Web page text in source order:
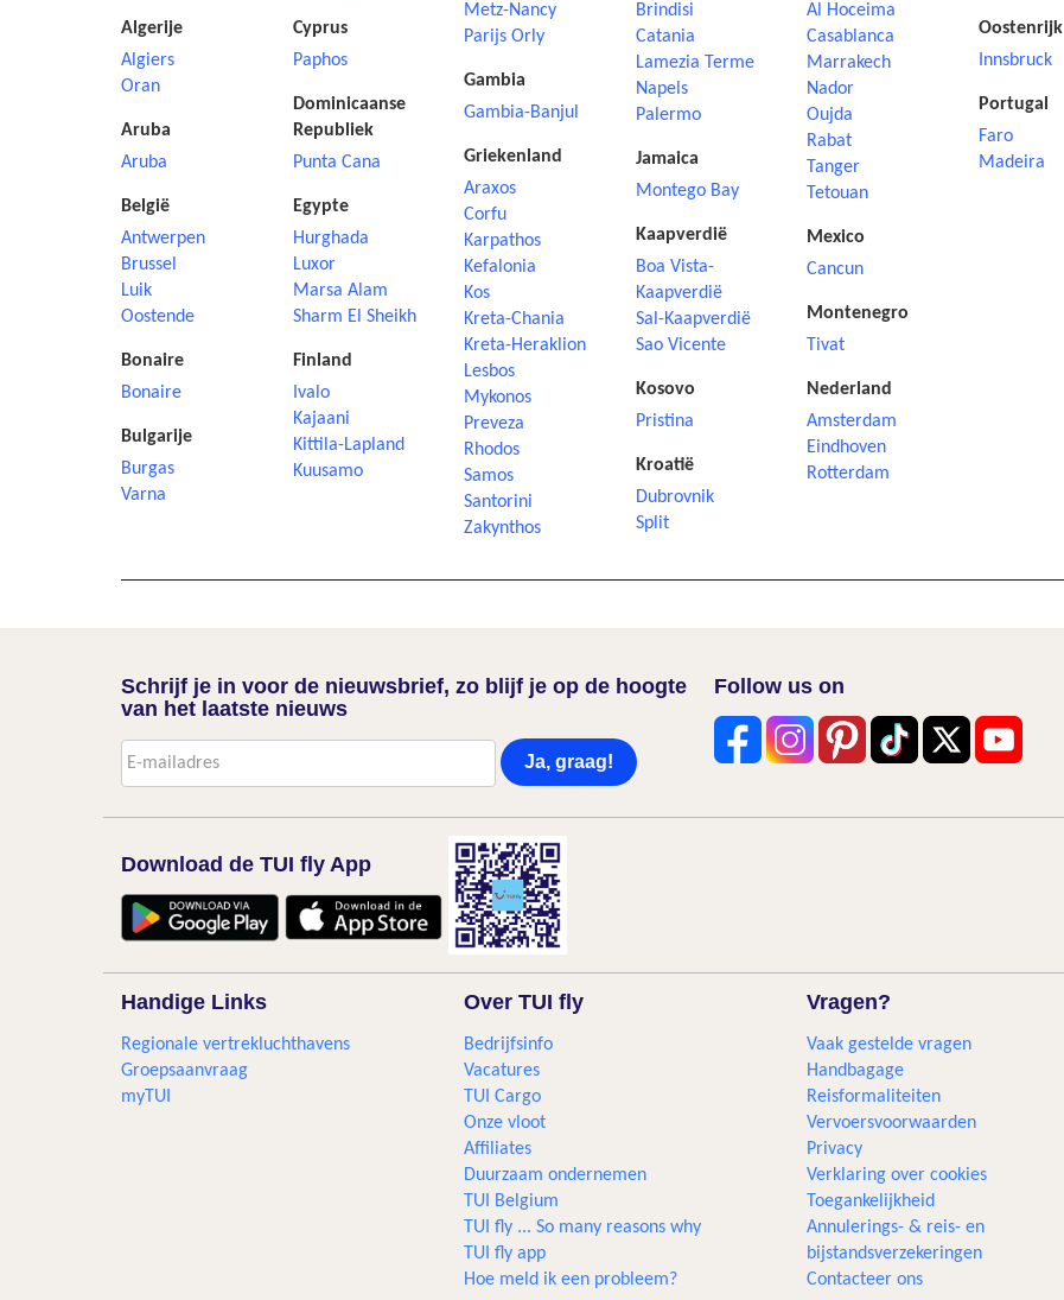
Algerije
Algiers
Oran
Aruba
Aruba
België
Antwerpen
Brussel
Luik
Oostende
Bonaire
Bonaire
Bulgarije
Burgas
Varna
Cyprus
Paphos
Dominicaanse
Republiek
Punta Cana
Egypte
Hurghada
Luxor
Marsa Alam
Sharm El Sheikh
Finland
Ivalo
Kajaani
Kittila-Lapland
Kuusamo
Metz-Nancy
Parijs Orly
Gambia
Gambia-Banjul
Griekenland
Araxos
Corfu
Karpathos
Kefalonia
Kos
Kreta-Chania
Kreta-Heraklion
Lesbos
Mykonos
Preveza
Rhodos
Samos
Santorini
Zakynthos
Brindisi
Catania
Lamezia Terme
Napels
Palermo
Jamaica
Montego Bay
Kaapverdië
Boa Vista-
Kaapverdië
Sal-Kaapverdië
Sao Vicente
Kosovo
Pristina
Kroatië
Dubrovnik
Split
Al Hoceima
Casablanca
Marrakech
Nador
Oujda
Rabat
Tanger
Tetouan
Mexico
Cancun
Montenegro
Tivat
Nederland
Amsterdam
Eindhoven
Rotterdam
Oostenrijk
Innsbruck
Portugal
Faro
Madeira
Schrijf je in voor de nieuwsbrief, zo blijf je op de hoogte
van het laatste nieuws
Ja, graag!
Follow us on
Download de TUI fly App
Handige Links
Regionale vertrekluchthavens
Groepsaanvraag
myTUI
Over TUI fly
Bedrijfsinfo
Vacatures
TUI Cargo
Onze vloot
Affiliates
Duurzaam ondernemen
TUI Belgium
TUI fly ... So many reasons why
TUI fly app
Hoe meld ik een probleem?
Vragen?
Vaak gestelde vragen
Handbagage
Reisformaliteiten
Vervoersvoorwaarden
Privacy
Verklaring over cookies
Toegankelijkheid
Annulerings- & reis- en
bijstandsverzekeringen
Contacteer ons